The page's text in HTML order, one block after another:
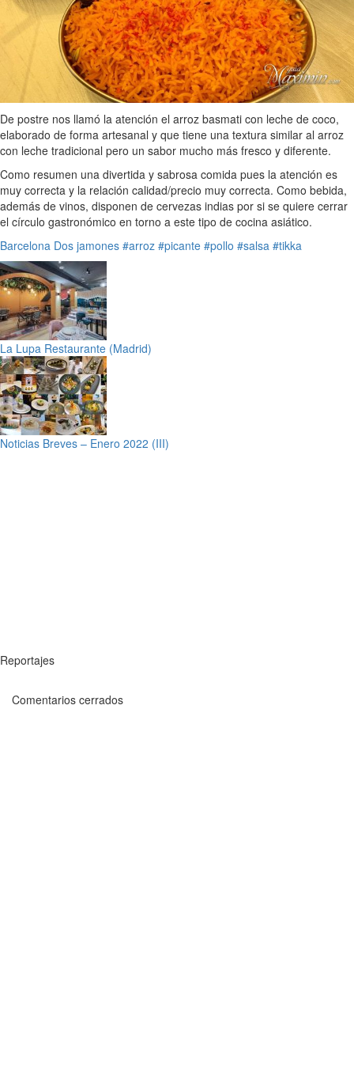
De postre nos llamó la atención el arroz basmati con leche de coco,
elaborado de forma artesanal y que tiene una textura similar al arroz
con leche tradicional pero un sabor mucho más fresco y diferente.
Como resumen una divertida y sabrosa comida pues la atención es
muy correcta y la relación calidad/precio muy correcta. Como bebida,
además de vinos, disponen de cervezas indias por si se quiere cerrar
el círculo gastronómico en torno a este tipo de cocina asiático.
Barcelona Dos jamones #arroz #picante #pollo #salsa #tikka
La Lupa Restaurante (Madrid)
Noticias Breves – Enero 2022 (III)
Reportajes
Comentarios cerrados